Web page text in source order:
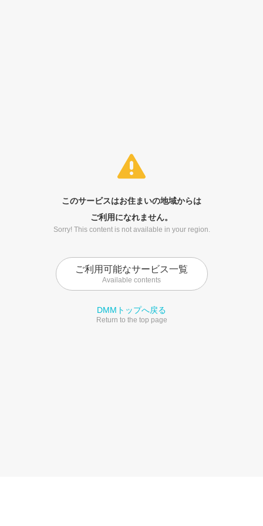
このサービスはお住まいの地域からは
ご利用になれません。
Sorry! This content is not available in your region.
ご利用可能なサービス一覧
Available contents
DMMトップへ戻る
Return to the top page